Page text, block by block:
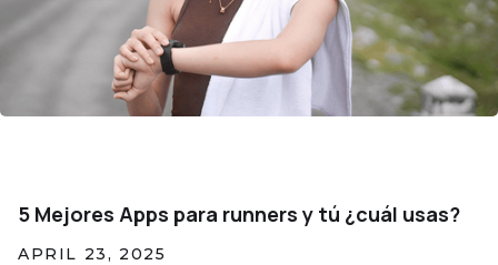
5 Mejores Apps para runners y tú ¿cuál usas?
APRIL 23, 2025